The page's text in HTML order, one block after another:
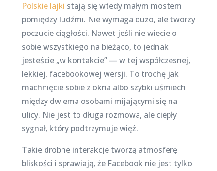
Polskie lajki stają się wtedy małym mostem
pomiędzy ludźmi. Nie wymaga dużo, ale tworzy
poczucie ciągłości. Nawet jeśli nie wiecie o
sobie wszystkiego na bieżąco, to jednak
jesteście „w kontakcie” — w tej współczesnej,
lekkiej, facebookowej wersji. To trochę jak
machnięcie sobie z okna albo szybki uśmiech
między dwiema osobami mijającymi się na
ulicy. Nie jest to długa rozmowa, ale ciepły
sygnał, który podtrzymuje więź.
Takie drobne interakcje tworzą atmosferę
bliskości i sprawiają, że Facebook nie jest tylko